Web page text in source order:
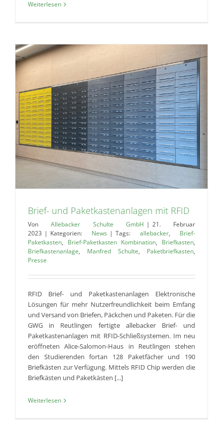
Weiterlesen
Brief- und Paketkastenanlagen mit RFID
VonAllebacker Schulte GmbH | 21. Februar
2023 | Kategorien: News | Tags: allebacker, Brief-
Paketkasten, Brief-Paketkasten Kombination, Briefkasten,
Briefkastenanlage, Manfred Schulte, Paketbriefkasten,
Presse
RFID Brief- und Paketkastenanlagen Elektronische
Lösungen für mehr Nutzerfreundlichkeit beim Emfang
und Versand von Briefen, Päckchen und Paketen. Für die
GWG in Reutlingen fertigte allebacker Brief- und
Paketkastenanlagen mit RFID-Schließsystemen. Im neu
eröffneten Alice-Salomon-Haus in Reutlingen stehen
den Studierenden fortan 128 Paketfächer und 190
Briefkästen zur Verfügung. Mittels RFID Chip werden die
Briefkästen und Paketkästen [...]
Weiterlesen